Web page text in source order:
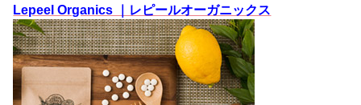
Lepeel Organics ｜レピールオーガニックス